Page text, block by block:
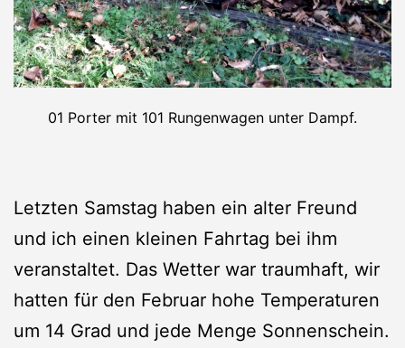
01 Porter mit 101 Rungenwagen unter Dampf.
Letzten Samstag haben ein alter Freund
und ich einen kleinen Fahrtag bei ihm
veranstaltet. Das Wetter war traumhaft, wir
hatten für den Februar hohe Temperaturen
um 14 Grad und jede Menge Sonnenschein.